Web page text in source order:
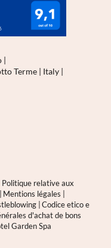
|
Terme | Italy |
Politique relative aux
Mentions légales
Codice etico e
d'achat de bons
Garden Spa